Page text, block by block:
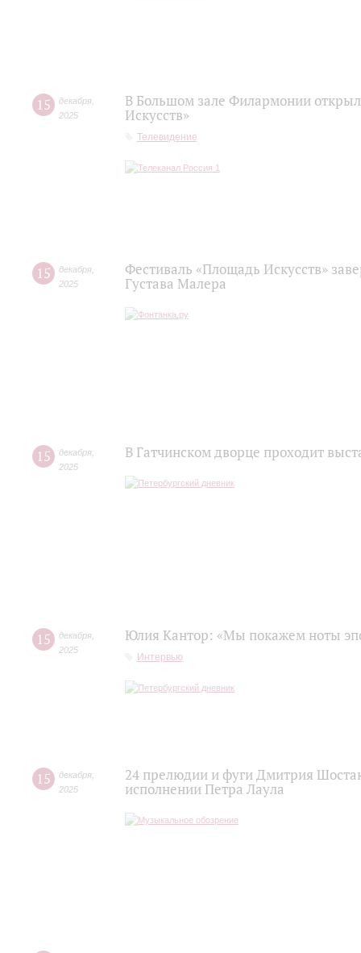
15 декабря
2025
В Большом зале Филармонии
Искусств»
Телевидение
15 декабря
2025
Фестиваль «Площадь Искусств»
Густава Малера
15 декабря
2025
В Гатчинском дворце проходит
15 декабря
2025
Юлия Кантор: «Мы покажем ноты
Интервью
15 декабря
2025
24 прелюдии и фуги Дмитрия
исполнении Петра Лаула